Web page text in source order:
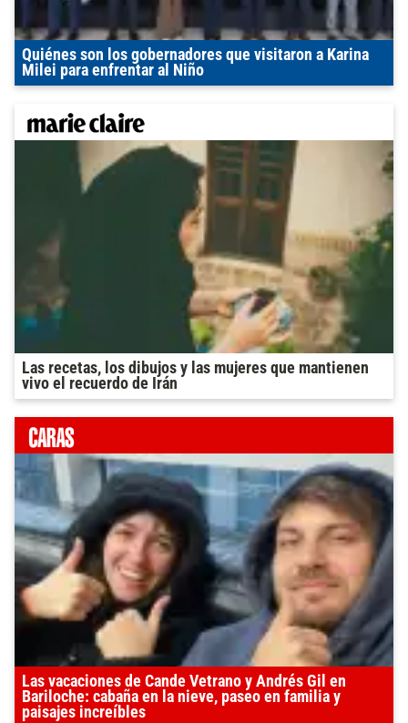
Quiénes son los gobernadores que visitaron a Karina
Milei para enfrentar al Niño
Las recetas, los dibujos y las mujeres que mantienen
vivo el recuerdo de Irán
Las vacaciones de Cande Vetrano y Andrés Gil en
Bariloche: cabaña en la nieve, paseo en familia y
paisajes increíbles